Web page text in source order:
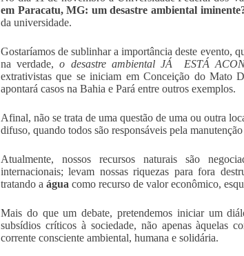
em Paracatu, MG: um desastre ambiental
da universidade.
Gostaríamos de sublinhar a importância deste evento,
na verdade,o desastre ambiental JÁ ESTÁ
extrativistas que se iniciam em Conceição do Mato
apontará casos na Bahia e Pará entre outros exemplos.
Afinal, não se trata de uma questão de uma ou outra
difuso, quando todos são responsáveis pela
Atualmente, nossos recursos naturais são
internacionais; levam nossas riquezas para fora
tratando a água como recurso de valor econômico,
Mais do que um debate, pretendemos iniciar um
subsídios críticos à sociedade, não apenas àquelas
corrente consciente ambiental, humana e solidária.